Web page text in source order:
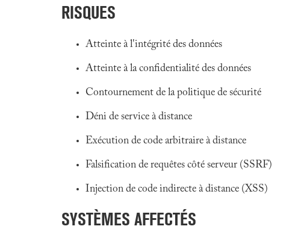
RISQUES
Atteinte à l'intégrité des données
Atteinte à la confidentialité des données
Contournement de la politique de sécurité
Déni de service à distance
Exécution de code arbitraire à distance
Falsification de requêtes côté serveur (SSRF)
Injection de code indirecte à distance (XSS)
SYSTÈMES AFFECTÉS